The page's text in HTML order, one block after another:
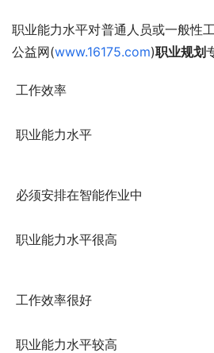
职业能力水平对普通人员或一般性
公益网(www.16175.com)职业规划
工作效率
职业能力水平
必须安排在智能作业中
职业能力水平很高
工作效率很好
职业能力水平较高